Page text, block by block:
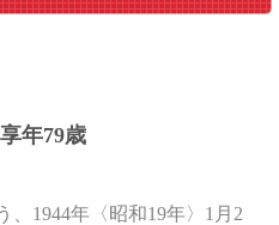
享年79歳
、1944年〈昭和19年〉1月2